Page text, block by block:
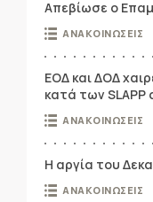
Απεβίωσε ο
ΑΝΑΚΟΙΝΩΣΕΙΣ
ΕΟΔ και ΔΟΔ
κατά των SLAPP
ΑΝΑΚΟΙΝΩΣΕΙΣ
Η αργία του
ΑΝΑΚΟΙΝΩΣΕΙΣ